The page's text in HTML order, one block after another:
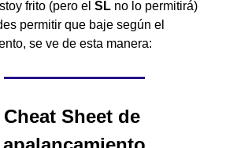
frito (pero el SL no lo permitirá)
permitir que baje según el
se ve de esta manera:
Cheat Sheet de